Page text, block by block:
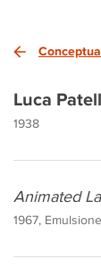
Luca
1938
Animated
1967,